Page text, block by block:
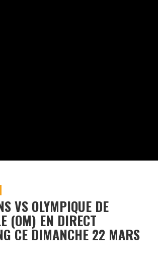
VS OLYMPIQUE DE
(OM) EN DIRECT
CE DIMANCHE 22 MARS